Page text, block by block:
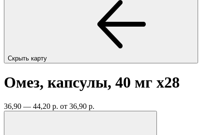
Скрыть карту
Омез, капсулы, 40 мг x28
36,90 — 44,20 р. от 36,90 р.